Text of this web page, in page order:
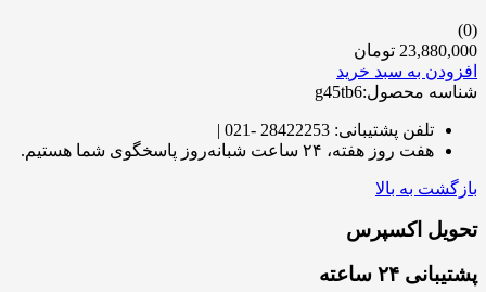
(0)
23,880,000 تومان
افزودن به سبد خرید
شناسه محصول:g45tb6
تلفن پشتیبانی: 28422253 -021 |
هفت روز هفته، ۲۴ ساعت شبانه‌روز پاسخگوی شما هستیم.
بازگشت به بالا
تحویل اکسپرس
پشتیبانی ۲۴ ساعته